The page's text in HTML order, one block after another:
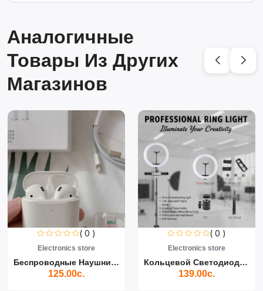
Аналогичные
Товары Из Других
Магазинов
( 0 )
Electronics store
Беспроводные Наушники Air...
125.00с.
( 0 )
Electronics store
Кольцевой Светодиодный Св...
139.00с.